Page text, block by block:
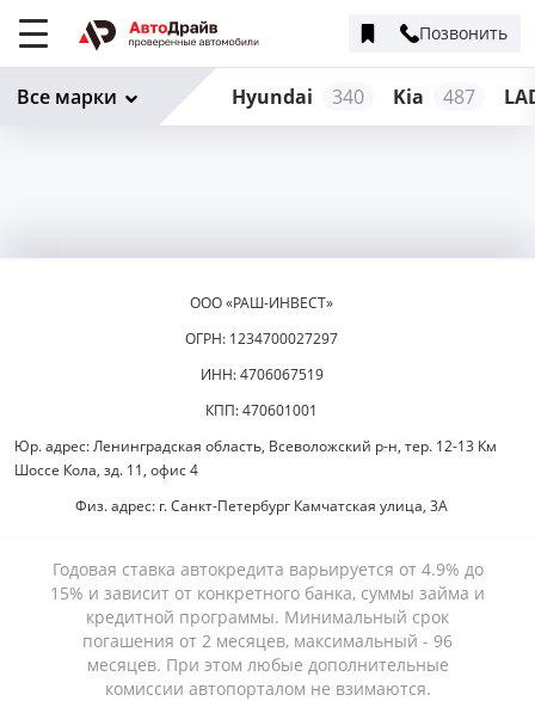
Позвонить
Hyundai 340 Kia 487
Все марки
ООО «РАШ-ИНВЕСТ»
ОГРН: 1234700027297
ИНН: 4706067519
КПП: 470601001
Юр. адрес: Ленинградская область, Всеволожский р-н, тер. 12-13 Км
Шоссе Кола, зд. 11, офис 4
Физ. адрес: г. Санкт-Петербург Камчатская улица, 3А
Годовая ставка автокредита варьируется от 4.9% до
15% и зависит от конкретного банка, суммы займа и
кредитной программы. Минимальный срок
погашения от 2 месяцев, максимальный - 96
месяцев. При этом любые дополнительные
комиссии автопорталом не взимаются.